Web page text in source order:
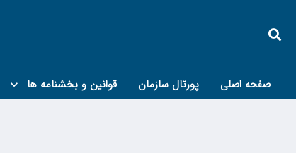
صفحه اصلی پورتال سازمان قوانین و بخشنامه ها